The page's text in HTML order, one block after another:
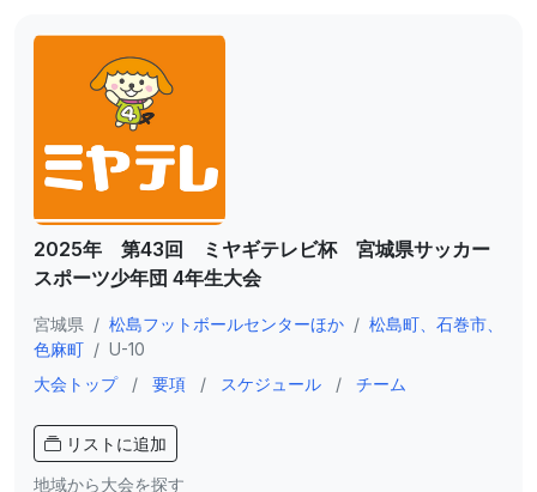
2025年 第43回 ミヤギテレビ杯 宮城県サッカー
スポーツ少年団 4年生大会
宮城県 / 松島フットボールセンターほか / 松島町、石巻市、
色麻町 / U-10
大会トップ
/ 要項 / スケジュール / チーム
リストに追加
地域から大会を探す